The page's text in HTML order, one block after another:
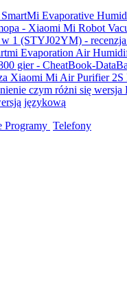
Evaporative
- Xiaomi Mi Robot
1 (STYJ02YM) -
Evaporation Air
gier - CheatBook-
Xiaomi Mi Air Purifier
czym różni się wersja
językową
Programy Telefony